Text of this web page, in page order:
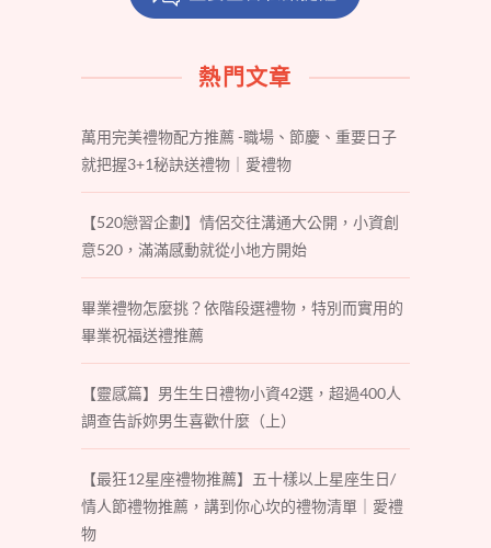
熱門文章
萬用完美禮物配方推薦 -職場、節慶、重要日子
就把握3+1秘訣送禮物｜愛禮物
【520戀習企劃】情侶交往溝通大公開，小資創
意520，滿滿感動就從小地方開始
畢業禮物怎麼挑？依階段選禮物，特別而實用的
畢業祝福送禮推薦
【靈感篇】男生生日禮物小資42選，超過400人
調查告訴妳男生喜歡什麼（上）
【最狂12星座禮物推薦】五十樣以上星座生日/
情人節禮物推薦，講到你心坎的禮物清單｜愛禮
物